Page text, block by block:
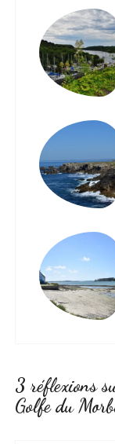
3 réflexions
Golfe du